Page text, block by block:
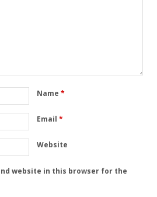
Name *
Email *
Website
website in this browser for the